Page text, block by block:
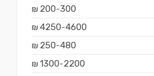
200-300
₪
4250-4600
₪
250-480
₪
1300-2200
₪